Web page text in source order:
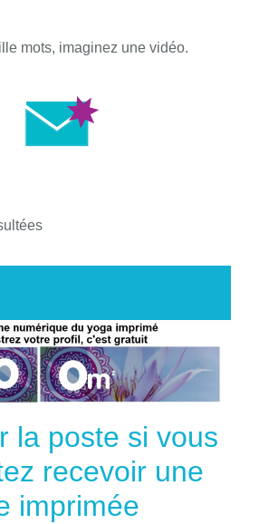
mots, imaginez une vidéo.
la poste si vous
recevoir une
imprimée